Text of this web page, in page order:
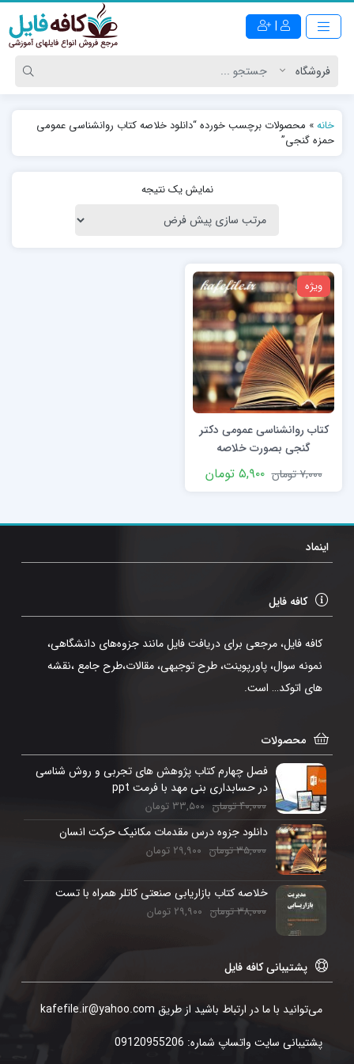
|
خانه» محصولات برچسب خورده “دانلود خلاصه کتاب روانشناسی عمومی
حمزه گنجی”
نمایش یک نتیجه
ویژه
کتاب روانشناسی عمومی دکتر
گنجی بصورت خلاصه
۷,۰۰۰تومان ۵,۹۰۰ تومان
اینماد
کافه فایل
کافه فایل، مرجعی برای دریافت فایل مانند جزوه‌های دانشگاهی،
نمونه سوال، پاورپوینت، طرح توجیهی، مقالات،طرح جامع ،نقشه
های اتوکد… است.
محصولات
فصل چهارم کتاب پژوهش های تجربی و روش شناسی
در حسابداری بنی مهد با فرمت ppt
۴۰,۰۰۰تومان ۳۳,۵۰۰ تومان
دانلود جزوه درس مقدمات مکانیک حرکت انسان
۳۵,۰۰۰تومان ۲۹,۹۰۰ تومان
خلاصه کتاب بازاریابی صنعتی کاتلر همراه با تست
۳۸,۰۰۰تومان ۲۹,۹۰۰ تومان
پشتیبانی کافه فایل
می‌توانید با ما در ارتباط باشید از طریق kafefile.ir@yahoo.com
پشتیبانی سایت واتساپ شماره: 09120955206